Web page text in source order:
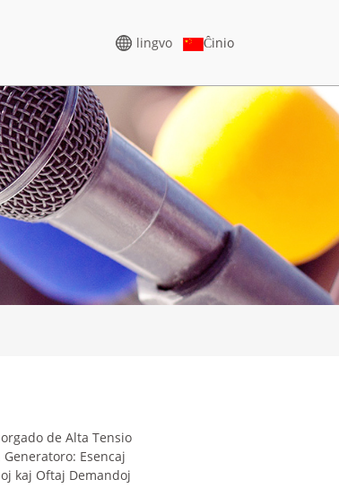
KVA
KVA
CU-SERIO 825-3438 KVA
P-SERIO 825-1880 KVA
M-SERIO 1100-4000 KVA
ALTATENSIA
GENERATORO
lingvo Ĉinio